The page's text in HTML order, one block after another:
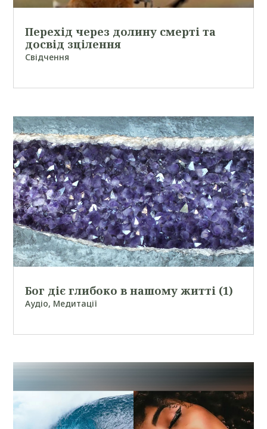
Перехід через долину смерті та
досвід зцілення
Свідчення
Бог діє глибоко в нашому житті (1)
Аудіо, Медитації